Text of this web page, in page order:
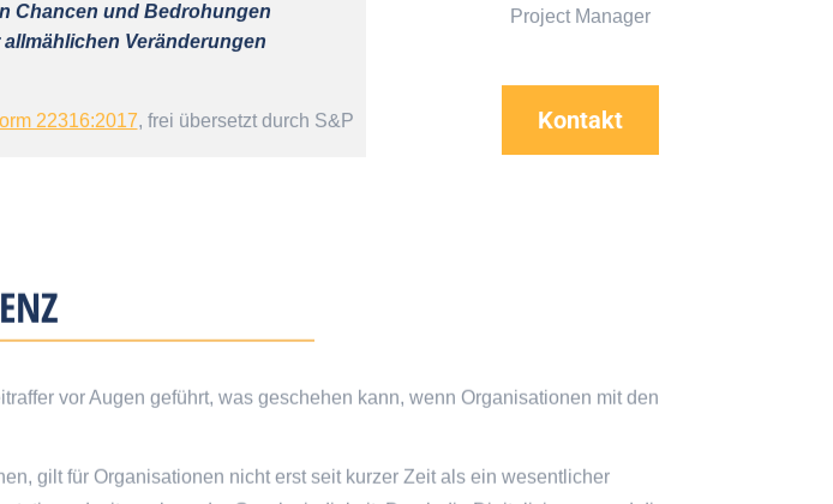
Chancen und Bedrohungen
Veränderungen
22316:2017, frei übersetzt durch S&P
Project Manager
Kontakt
vor Augen geführt, was geschehen kann, wenn Organisationen mit den
gilt für Organisationen nicht erst seit kurzer Zeit als ein wesentlicher